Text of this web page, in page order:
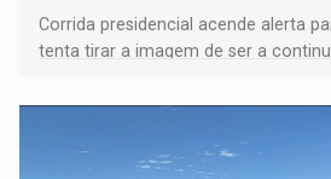
Corrida presidencial acende alerta
tenta tirar a imagem de ser a
não ter entrado no modo eleição;